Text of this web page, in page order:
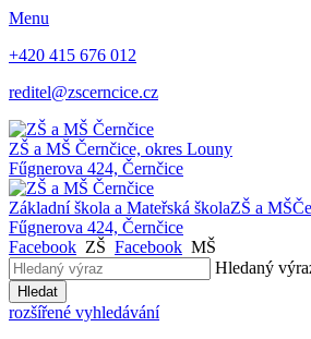
Menu
+420 415 676 012
reditel@zscerncice.cz
ZŠ a MŠ Černčice, okres Louny
Fűgnerova 424, Černčice
Základní škola a Mateřská školaZŠ a MŠ
Fűgnerova 424, Černčice
Facebook ZŠ Facebook MŠ
Hledaný
Hledat
rozšířené vyhledávání